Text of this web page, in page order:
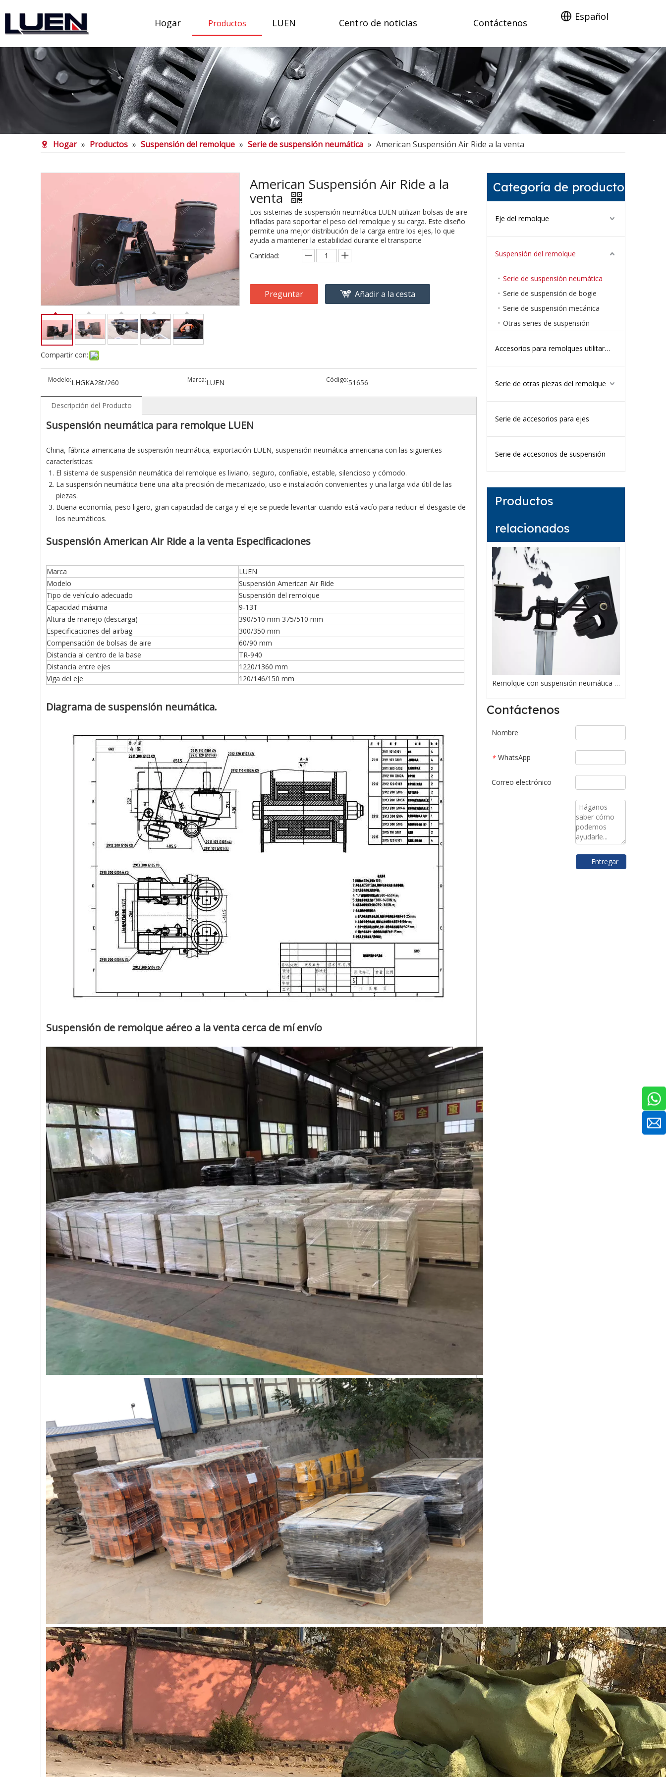
Hogar Productos LUEN Centro de noticias Contáctenos
Español
Hogar » Productos » Suspensión del remolque » Serie de suspensión neumática » American Suspensión Air Ride​ a la venta
Compartir con:
American Suspensión Air Ride​ a la
venta
Los sistemas de suspensión neumática LUEN utilizan bolsas de aire
infladas para soportar el peso del remolque y su carga. Este diseño
permite una mejor distribución de la carga entre los ejes, lo que
ayuda a mantener la estabilidad durante el transporte
Cantidad:
Preguntar Añadir a la cesta
Modelo:LHGKA28t/260 Marca:LUEN Código:51656
Descripción del Producto
Suspensión neumática para remolque LUEN
China, fábrica americana de suspensión neumática, exportación LUEN, suspensión neumática americana con las siguientes
características:
El sistema de suspensión neumática del remolque es liviano, seguro, confiable, estable, silencioso y cómodo.
La suspensión neumática tiene una alta precisión de mecanizado, uso e instalación convenientes y una larga vida útil de las
piezas.
Buena economía, peso ligero, gran capacidad de carga y el eje se puede levantar cuando está vacío para reducir el desgaste de
los neumáticos.
Suspensión American Air Ride a la venta Especificaciones
Marca
LUEN
Modelo
Suspensión American Air Ride
Tipo de vehículo adecuado
Suspensión del remolque
Capacidad máxima
9-13T
Altura de manejo (descarga)
390/510 mm 375/510 mm
Especificaciones del airbag
300/350 mm
Compensación de bolsas de aire
60/90 mm
Distancia al centro de la base
TR-940
Distancia entre ejes
1220/1360 mm
Viga del eje
120/146/150 mm
Diagrama de suspensión neumática.
Suspensión de remolque aéreo a la venta cerca de mí envío
Categoría de producto
Eje del remolque
Suspensión del remolque
Serie de suspensión neumática
Serie de suspensión de bogie
Serie de suspensión mecánica
Otras series de suspensión
Accesorios para remolques utilitarios
Serie de otras piezas del remolque
Serie de accesorios para ejes
Serie de accesorios de suspensión
Productos
relacionados
Kit de suspensión neumática tipo alemán Sistema de suspensión American Air Lift a la venta
Contáctenos
Nombre
* WhatsApp
Correo electrónico
Entregar